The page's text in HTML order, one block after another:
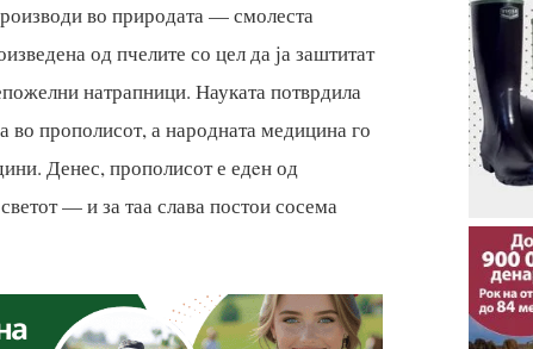
во природата — смолеста
од пчелите со цел да ја заштитат
натрапници. Науката потврдила
во прополисот, а народната медицина го
Денес, прополисот е едeн од
— и за таа слава постои сосема